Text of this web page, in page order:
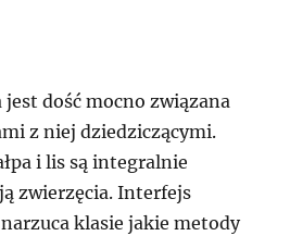
dość mocno związana
z niej dziedziczącymi.
i lis są integralnie
zwierzęcia. Interfejs
klasie jakie metody